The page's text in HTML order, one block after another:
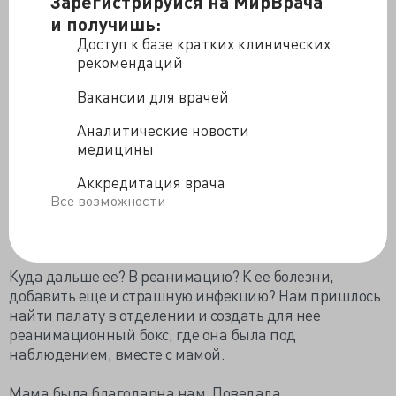
и получишь:
Доступ к базе кратких клинических
рекомендаций
Вакансии для врачей
Аналитические новости
медицины
Аккредитация врача
Все возможности
Ее немедленно повезли в операционную. Давление
практически не определялось. В две струи полились
этому травматолог аккуратно штопал раны на шее.
Много работать ему не пришлось, раны
поверхностные, однако кровопотеря была
относительно значительной, такой, что пришлось
переливать кровь.
порозовели. Девушка очнулась из оцепенения.
Куда дальше ее? В реанимацию? К ее болезни,
добавить еще и страшную инфекцию? Нам пришлось
найти палату в отделении и создать для нее
реанимационный бокс, где она была под
наблюдением, вместе с мамой.